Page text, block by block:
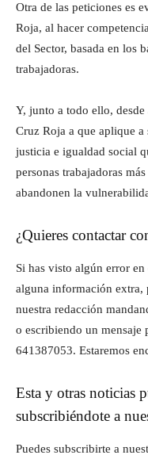
Otra de las peticiones es
Roja, al hacer
del Sector, basada en los
trabajadoras.
Y, junto a todo ello,
Cruz Roja a que aplique a
justicia e igualdad social
personas trabajadoras
abandonen la
¿Quieres contactar
Si has visto algún error
alguna información extra,
nuestra redacción
o escribiendo un mensaje
641387053. Estaremos
Esta y otras noticias
subscribiéndote a
Puedes subscribirte a